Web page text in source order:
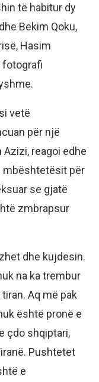
të habitur dy
Bekim Qoku,
Hasim
fotografi
vetë
për një
Azizi, reagoi edhe
mbështetësit për
se gjatë
zmbrapsur
dhe kujdesin.
na ka trembur
Aq më pak
është pronë e
çdo shqiptari,
Pushtetet
e